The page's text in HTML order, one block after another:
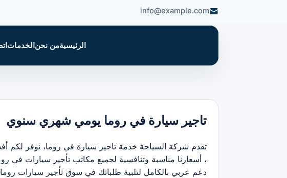
info@example.com
الرئيسيةمن نحن الخدمات
تاجير سيارة في روما يومي شهري سنوي
تقدم شركة السياحة خدمة تاجير سيارة في روما، نوفر لكم
، أسعارنا مناسبة وتنافسية لجميع مكاتب تأجير سيارات في
دعم عربي بالكامل لتلبية طلباتك في سوق تأجير سيارات